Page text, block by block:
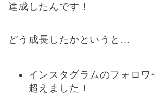
達成したんです！
どう成長したかというと…
インスタグラムのフォロワ
超えました！